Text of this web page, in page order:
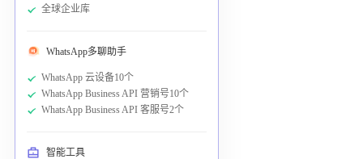
全球企业库
WhatsApp多聊助手
WhatsApp 云设备10个
WhatsApp Business API 营销号10个
WhatsApp Business API 客服号2个
智能工具